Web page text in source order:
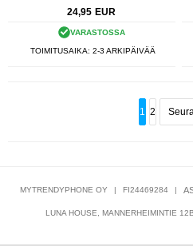
24,95 EUR
VARASTOSSA
TOIMITUSAIKA: 2-3 ARKIPÄIVÄÄ
1 2
MYTRENDYPHONE OY | FI24469284 |
LUNA HOUSE, MANNERHEIMINTIE